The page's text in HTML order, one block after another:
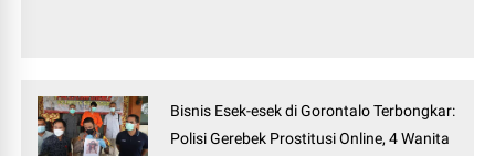
Bisnis Esek-esek di Gorontalo Terbongkar:
Polisi Gerebek Prostitusi Online, 4 Wanita